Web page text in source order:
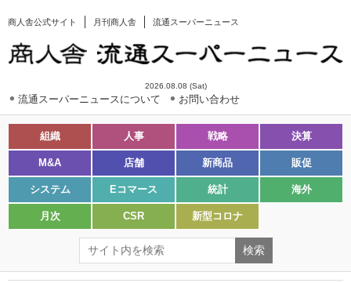
商人舎公式サイト 月刊商人舎 流通スーパーニュース
2026.08.08 (Sat)
流通スーパーニュースについて お問い合わせ
組織 人事 戦略 決算
M&A 店舗 新商品 販促
システム Eコマース 統計 海外
月次 CSR 新型コロナ